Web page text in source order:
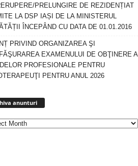
PRELUNGIRE DE REZIDENȚIAT
LA DSP IAȘI DE LA MINISTERUL
ÎNCEPÂND CU DATA DE 01.01.2016
PRIVIND ORGANIZAREA ŞI
EXAMENULUI DE OBŢINERE A
PROFESIONALE PENTRU
PENTRU ANUL 2026
anunturi